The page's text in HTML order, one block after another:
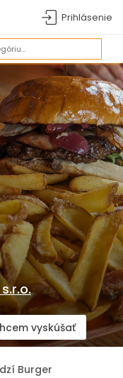
Prihlásenie
vyskúšať
Burger